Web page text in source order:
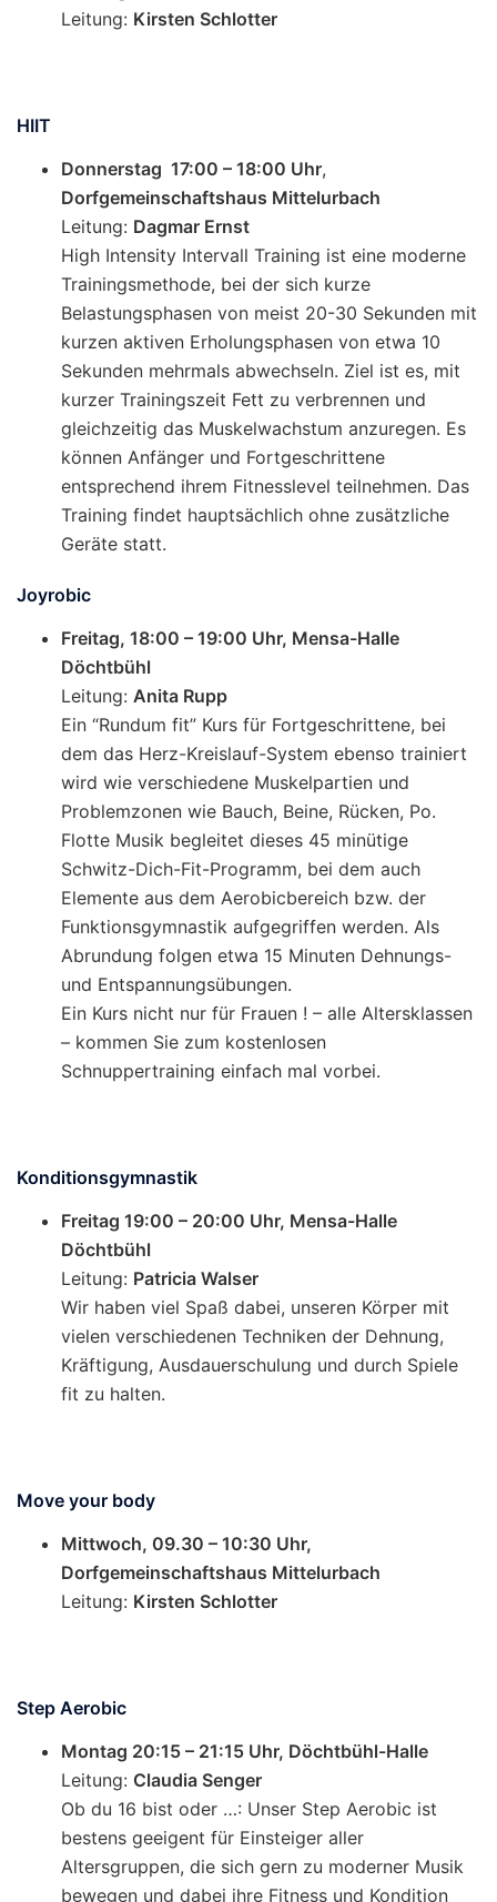
Leitung: Kirsten Schlotter
HIIT
Donnerstag 17:00 – 18:00 Uhr,
Dorfgemeinschaftshaus Mittelurbach
Leitung: Dagmar Ernst
High Intensity Intervall Training ist eine moderne
Trainingsmethode, bei der sich kurze
Belastungsphasen von meist 20-30 Sekunden mit
kurzen aktiven Erholungsphasen von etwa 10
Sekunden mehrmals abwechseln. Ziel ist es, mit
kurzer Trainingszeit Fett zu verbrennen und
gleichzeitig das Muskelwachstum anzuregen. Es
können Anfänger und Fortgeschrittene
entsprechend ihrem Fitnesslevel teilnehmen. Das
Training findet hauptsächlich ohne zusätzliche
Geräte statt.
Joyrobic
Freitag, 18:00 – 19:00 Uhr, Mensa-Halle
Döchtbühl
Leitung: Anita Rupp
Ein “Rundum fit” Kurs für Fortgeschrittene, bei
dem das Herz-Kreislauf-System ebenso trainiert
wird wie verschiedene Muskelpartien und
Problemzonen wie Bauch, Beine, Rücken, Po.
Flotte Musik begleitet dieses 45 minütige
Schwitz-Dich-Fit-Programm, bei dem auch
Elemente aus dem Aerobicbereich bzw. der
Funktionsgymnastik aufgegriffen werden. Als
Abrundung folgen etwa 15 Minuten Dehnungs-
und Entspannungsübungen.
Ein Kurs nicht nur für Frauen ! – alle Altersklassen
– kommen Sie zum kostenlosen
Schnuppertraining einfach mal vorbei.
Konditionsgymnastik
Freitag 19:00 – 20:00 Uhr, Mensa-Halle
Döchtbühl
Leitung: Patricia Walser
Wir haben viel Spaß dabei, unseren Körper mit
vielen verschiedenen Techniken der Dehnung,
Kräftigung, Ausdauerschulung und durch Spiele
fit zu halten.
Move your body
Mittwoch, 09.30 – 10:30 Uhr,
Dorfgemeinschaftshaus Mittelurbach
Leitung: Kirsten Schlotter
Step Aerobic
Montag 20:15 – 21:15 Uhr, Döchtbühl-Halle
Leitung: Claudia Senger
Ob du 16 bist oder …: Unser Step Aerobic ist
bestens geeigent für Einsteiger aller
Altersgruppen, die sich gern zu moderner Musik
bewegen und dabei ihre Fitness und Kondition